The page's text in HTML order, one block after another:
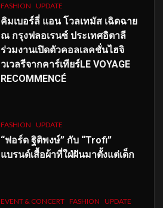
FASHION UPDATE
คิมเบอร์ลี่ แอน โวลเทมัส เฉิดฉาย
ณ กรุงฟลอเรนซ์ ประเทศอิตาลี
ร่วมงานเปิดตัวคอลเลคชั่นไฮจิ
วเวลรีจากคาร์เทียร์LE VOYAGE
RECOMMENCÉ
FASHION UPDATE
“ฟอร์ด ฐิติพงษ์” กับ “Trofi”
แบรนด์เสื้อผ้าที่ใฝ่ฝันมาตั้งแต่เด็ก
EVENT & CONCERT FASHION UPDATE